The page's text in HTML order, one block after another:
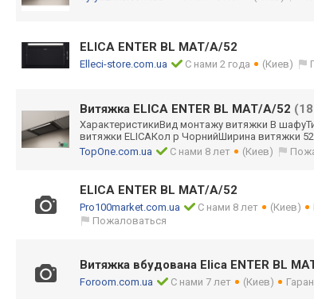
ELICA ENTER BL MAT/A/52
Elleci-store.com.ua С нами 2 года (Киев)
Витяжка ELICA ENTER BL MAT/A/52
ХарактеристикиВид монтажу витяжки В
витяжки ELICAКол р ЧорнийШирина витяжки
TopOne.com.ua
С нами 8 лет (Киев)
ELICA ENTER BL MAT/A/52
Pro100market.com.ua С нами 8 лет (Киев)
Пожаловаться
Витяжка вбудована Elica ENTER BL
Foroom.com.ua С нами 7 лет (Киев)